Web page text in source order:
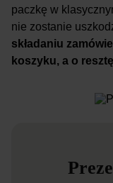
paczkę w
nie zostanie
składaniu
koszyku, a o